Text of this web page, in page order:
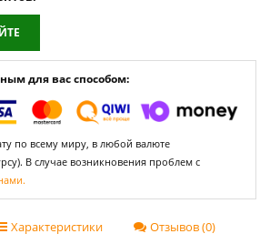
для вас способом:
по всему миру, в любой валюте
В случае возникновения проблем с
Характеристики Отзывов (0)